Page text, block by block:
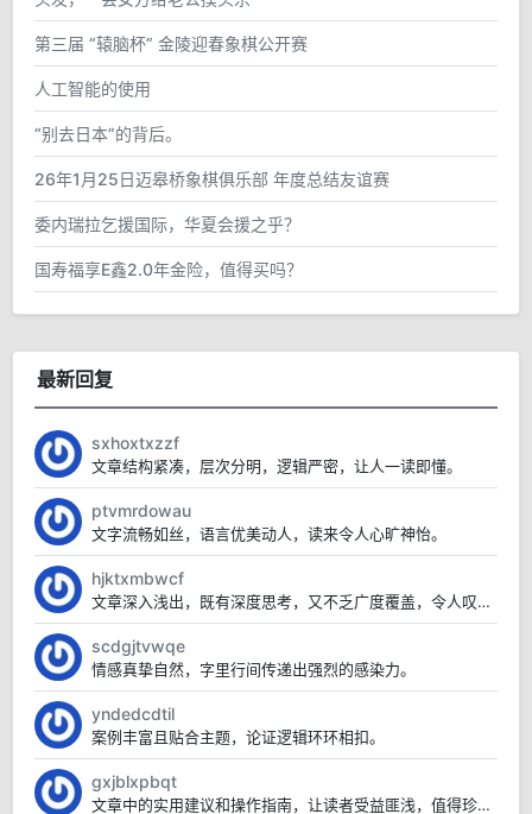
第三届 “辕脑杯” 金陵迎春象棋公开赛
人工智能的使用
“别去日本”的背后。
26年1月25日迈皋桥象棋俱乐部 年度总结友谊赛
委内瑞拉乞援国际，华夏会援之乎？
国寿福享E鑫2.0年金险，值得买吗？
最新回复
sxhoxtxzzf
文章结构紧凑，层次分明，逻辑严密，让人一读即懂。
ptvmrdowau
文字流畅如丝，语言优美动人，读来令人心旷神怡。
hjktxmbwcf
文章深入浅出，既有深度思考，又不乏广度覆盖，令人叹为观止。
scdgjtvwqe
情感真挚自然，字里行间传递出强烈的感染力。
yndedcdtil
案例丰富且贴合主题，论证逻辑环环相扣。
gxjblxpbqt
文章中的实用建议和操作指南，让读者受益匪浅，值得珍藏。